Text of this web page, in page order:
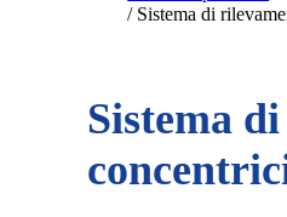
/ Sistema di
Sistema